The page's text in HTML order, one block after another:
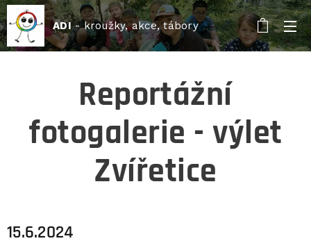
ADI- kroužky, akce, tábory
Reportážní
fotogalerie - výlet
Zvířetice
15.6.2024